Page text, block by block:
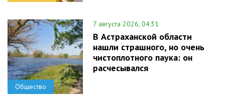
Общество
7 августа 2026, 04:31
В Астраханской области
нашли страшного, но очень
чистоплотного паука: он
расчесывался